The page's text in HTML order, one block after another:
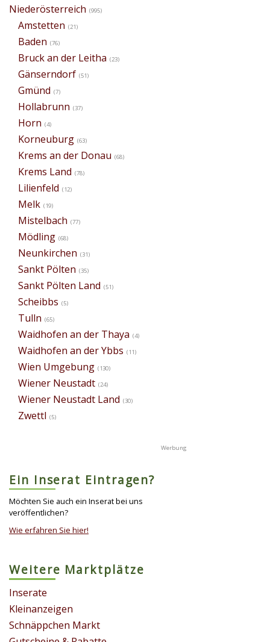
Niederösterreich (995)
Amstetten (21)
Baden (76)
Bruck an der Leitha (23)
Gänserndorf (51)
Gmünd (7)
Hollabrunn (37)
Horn (4)
Korneuburg (63)
Krems an der Donau (68)
Krems Land (78)
Lilienfeld (12)
Melk (19)
Mistelbach (77)
Mödling (68)
Neunkirchen (31)
Sankt Pölten (35)
Sankt Pölten Land (51)
Scheibbs (5)
Tulln (65)
Waidhofen an der Thaya (4)
Waidhofen an der Ybbs (11)
Wien Umgebung (130)
Wiener Neustadt (24)
Wiener Neustadt Land (30)
Zwettl (5)
Ein Inserat Eintragen?
Möchten Sie auch ein Inserat bei uns
veröffentlichen?
Wie erfahren Sie hier!
Weitere Marktplätze
Inserate
Kleinanzeigen
Schnäppchen Markt